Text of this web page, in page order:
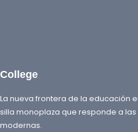
College
La nueva frontera de la educación
silla monoplaza que responde a
modernas.